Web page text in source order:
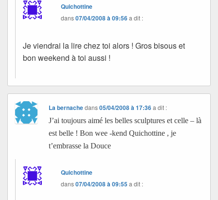
Quichottine
dans07/04/2008 à 09:56a dit :
Je viendrai la lire chez toi alors ! Gros bisous et
bon weekend à toi aussi !
La bernachedans05/04/2008 à 17:36 a dit :
J’ai toujours aimé les belles sculptures et celle – là
est belle ! Bon wee -kend Quichottine , je
t’embrasse la Douce
Quichottine
dans07/04/2008 à 09:55a dit :